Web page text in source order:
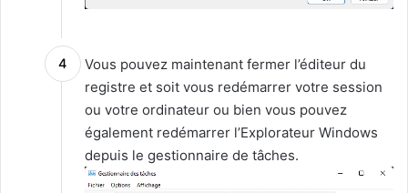
Vous pouvez maintenant fermer l’éditeur du
registre et soit vous redémarrer votre session
ou votre ordinateur ou bien vous pouvez
également redémarrer l’Explorateur Windows
depuis le gestionnaire de tâches.